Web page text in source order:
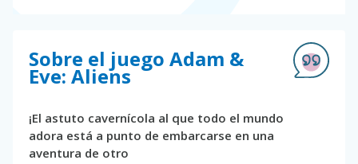
Sobre el juego Adam &
Eve: Aliens
¡El astuto cavernícola al que todo el mundo
adora está a punto de embarcarse en una
aventura de otro